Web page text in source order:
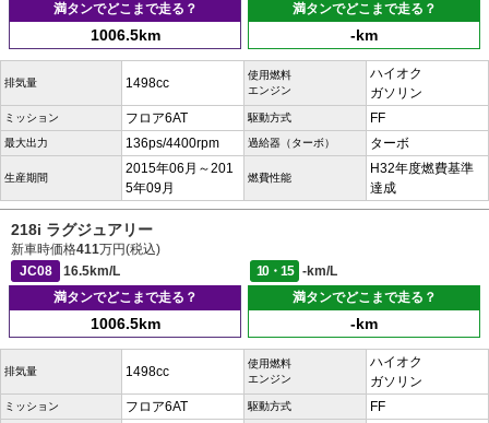
満タンでどこまで走る？
1006.5km
満タンでどこまで走る？
-km
排気量 1498cc
使用燃料
エンジン
ハイオク
ガソリン
ミッション フロア6AT 駆動方式 FF
最大出力 136ps/4400rpm 過給器（ターボ） ターボ
生産期間
2015年06月～201
5年09月
燃費性能
H32年度燃費基準
達成
218i ラグジュアリー
新車時価格411万円(税込)
JC08
16.5km/L 10・15
-km/L
満タンでどこまで走る？
1006.5km
満タンでどこまで走る？
-km
排気量 1498cc
使用燃料
エンジン
ハイオク
ガソリン
ミッション フロア6AT 駆動方式 FF